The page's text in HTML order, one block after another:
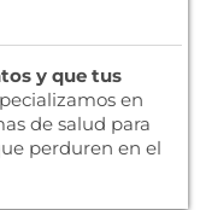
y que tus
en
de salud para
perduren en el